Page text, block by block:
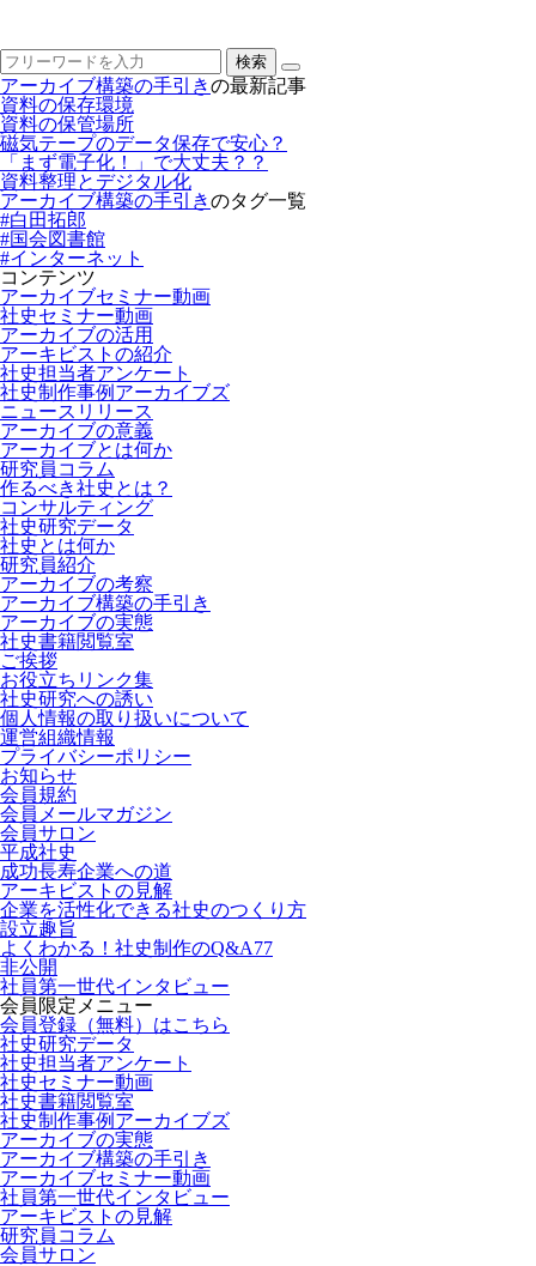
アーカイブ構築の手引きの最新記事
資料の保存環境
資料の保管場所
磁気テープのデータ保存で安心？
「まず電子化！」で大丈夫？？
資料整理とデジタル化
アーカイブ構築の手引きのタグ一覧
#白田拓郎
#国会図書館
#インターネット
コンテンツ
アーカイブセミナー動画
社史セミナー動画
アーカイブの活用
アーキビストの紹介
社史担当者アンケート
社史制作事例アーカイブズ
ニュースリリース
アーカイブの意義
アーカイブとは何か
研究員コラム
作るべき社史とは？
コンサルティング
社史研究データ
社史とは何か
研究員紹介
アーカイブの考察
アーカイブ構築の手引き
アーカイブの実態
社史書籍閲覧室
ご挨拶
お役立ちリンク集
社史研究への誘い
個人情報の取り扱いについて
運営組織情報
プライバシーポリシー
お知らせ
会員規約
会員メールマガジン
会員サロン
平成社史
成功長寿企業への道
アーキビストの見解
企業を活性化できる社史のつくり方
設立趣旨
よくわかる！社史制作のQ&A77
非公開
社員第一世代インタビュー
会員限定メニュー
会員登録（無料）はこちら
社史研究データ
社史担当者アンケート
社史セミナー動画
社史書籍閲覧室
社史制作事例アーカイブズ
アーカイブの実態
アーカイブ構築の手引き
アーカイブセミナー動画
社員第一世代インタビュー
アーキビストの見解
研究員コラム
会員サロン